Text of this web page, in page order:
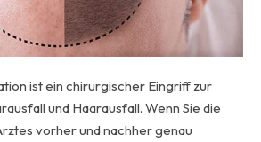
ist ein chirurgischer Eingriff zur
und Haarausfall. Wenn Sie die
vorher und nachher genau